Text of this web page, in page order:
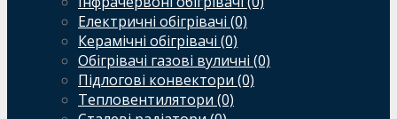
Електричні обігрівачі (0)
Керамічні обігрівачі (0)
Обігрівачі газові вуличні (0)
Підлогові конвектори (0)
Тепловентилятори (0)